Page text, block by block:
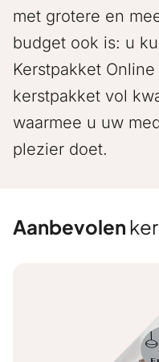
met grotere en
budget ook is: u
Kerstpakket
kerstpakket vol
waarmee u uw
plezier doet.
Aanbevolen